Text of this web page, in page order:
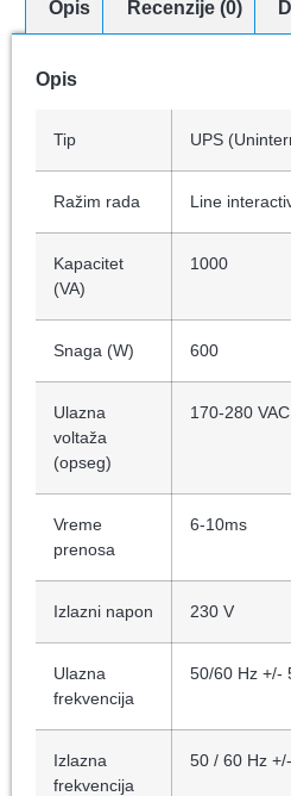
Opis Recenzije (0)
Opis
Tip UPS
Ražim rada Line
Kapacitet
(VA)
1000
Snaga (W) 600
Ulazna
voltaža
(opseg)
170-280 VAC
Vreme
prenosa
6-10ms
Izlazni napon 230 V
Ulazna
frekvencija
50/60 Hz +/-
Izlazna
frekvencija
50 / 60 Hz